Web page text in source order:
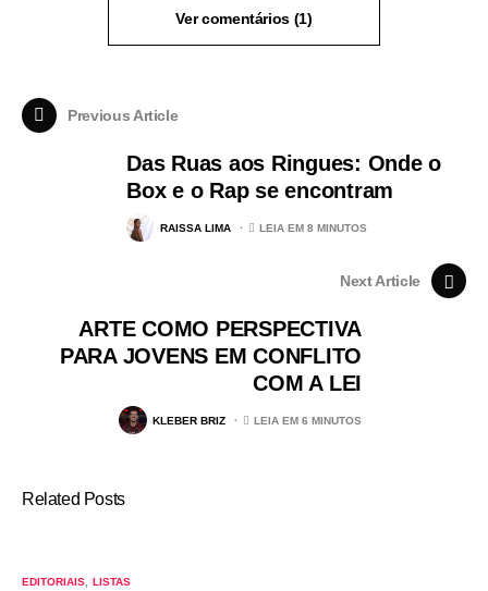
Ver comentários (1)
Previous Article
Das Ruas aos Ringues: Onde o
Box e o Rap se encontram
RAISSA LIMA LEIA EM 8 MINUTOS
Next Article
ARTE COMO PERSPECTIVA
PARA JOVENS EM CONFLITO
COM A LEI
KLEBER BRIZ LEIA EM 6 MINUTOS
Related Posts
EDITORIAIS LISTAS